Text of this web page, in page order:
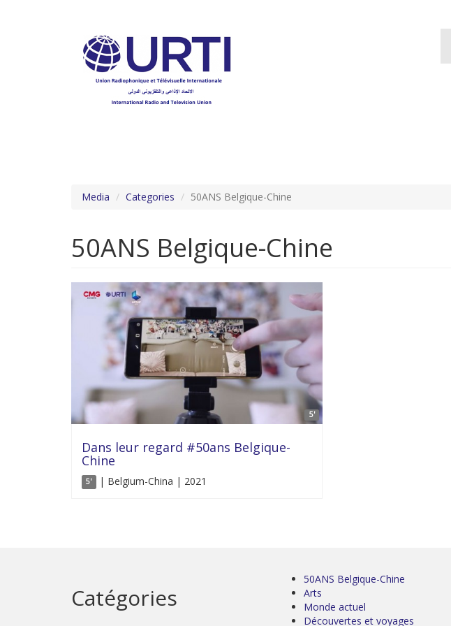
Media Categories 50ANS Belgique-Chine
50ANS Belgique-Chine
5'
Dans leur regard #50ans Belgique-
Chine
5' | Belgium-China | 2021
Catégories
50ANS Belgique-Chine
Arts
Monde actuel
Découvertes et voyages